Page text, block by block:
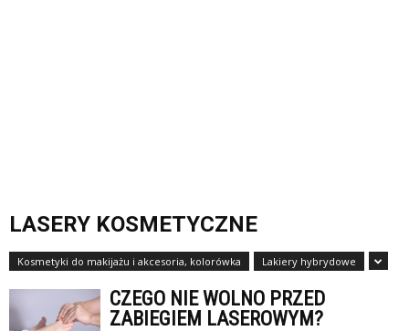
LASERY KOSMETYCZNE
Kosmetyki do makijażu i akcesoria, kolorówka Lakiery hybrydowe
CZEGO NIE WOLNO PRZED
ZABIEGIEM LASEROWYM?